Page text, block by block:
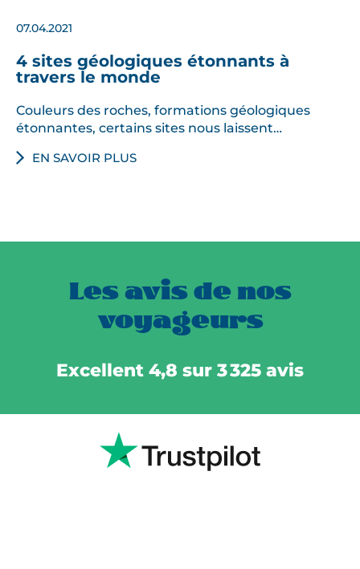
07.04.2021
4 sites géologiques étonnants à
travers le monde
Couleurs des roches, formations géologiques
étonnantes, certains sites nous laissent…
EN SAVOIR PLUS
Les avis de nos
voyageurs
Excellent 4,8 sur 3 325 avis